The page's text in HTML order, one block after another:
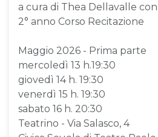
a cura di Thea Dellavalle
2° anno Corso Recitazione
Maggio 2026 - Prima parte
mercoledì 13 h.19:30
giovedì 14 h. 19:30
venerdì 15 h. 19:30
sabato 16 h. 20:30
Teatrino - Via Salasco, 4